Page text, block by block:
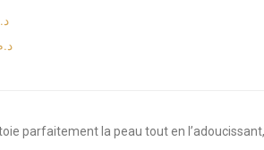
parfaitement la peau tout en